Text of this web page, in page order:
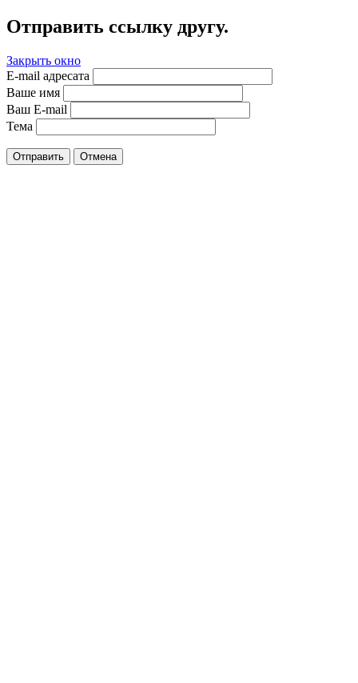
Отправить ссылку другу.
Закрыть окно
E-mail адресата
Ваше имя
Ваш E-mail
Тема
Отправить Отмена